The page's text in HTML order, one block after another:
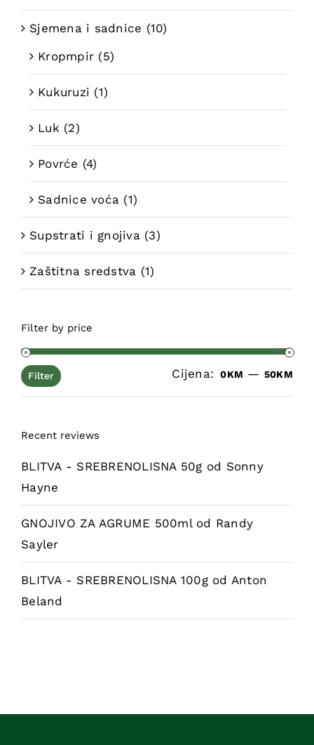
Sjemena i sadnice (10)
Kropmpir (5)
Kukuruzi (1)
Luk (2)
Povrće (4)
Sadnice voća (1)
Supstrati i gnojiva (3)
Zaštitna sredstva (1)
Filter by price
Filter Cijena: 0KM — 50KM
Recent reviews
BLITVA - SREBRENOLISNA 50g od Sonny
Hayne
GNOJIVO ZA AGRUME 500ml od Randy
Sayler
BLITVA - SREBRENOLISNA 100g od Anton
Beland